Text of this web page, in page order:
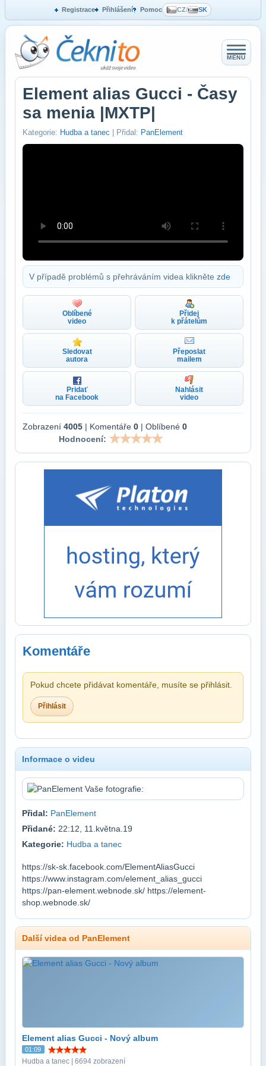
Registrace Přihlášení Pomoc CZ/ SK
MENU
Element alias Gucci - Časy
sa menia |MXTP|
Kategorie: Hudba a tanec | Přidal: PanElement
V případě problémů s přehráváním videa klikněte zde
Oblíbené
video
Přidej
k přátelům
Sledovat
autora
Přeposlat
mailem
Pridať
na Facebook
Nahlásit
video
Zobrazení 4005 | Komentáře 0 | Oblíbené 0
Hodnocení:
Komentáře
Pokud chcete přidávat komentáře, musíte se přihlásit.
Přihlásit
Informace o videu
Přidal: PanElement
Přidané: 22:12, 11.května.19
Kategorie: Hudba a tanec
https://sk-sk.facebook.com/ElementAliasGucci
https://www.instagram.com/element_alias_gucci
https://pan-element.webnode.sk/ https://element-
shop.webnode.sk/
Další videa od PanElement
Element alias Gucci - Nový album
01:09
Hudba a tanec | 6694 zobrazení